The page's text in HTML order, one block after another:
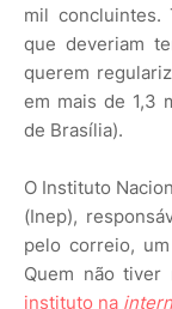
mil concluintes.
que deveriam
querem
em mais de 1,3
de Brasília).
O Instituto
(Inep),
pelo correio,
Quem não tiver
instituto na